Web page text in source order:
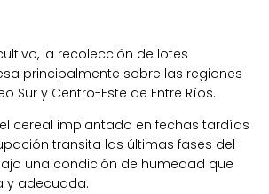
la recolección de lotes
principalmente sobre las regiones
Sur y Centro-Este de Entre Ríos.
cereal implantado en fechas tardías
transita las últimas fases del
una condición de humedad que
y adecuada.